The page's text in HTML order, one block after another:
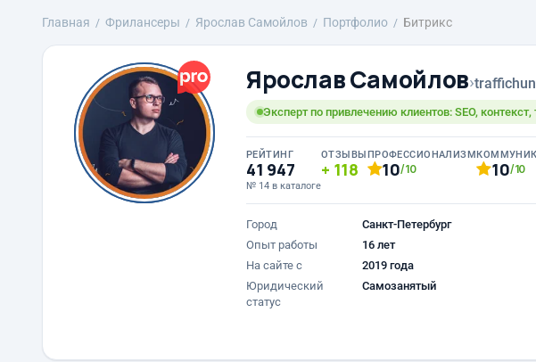
Главная Фрилансеры Ярослав Самойлов Портфолио Битрикс
Ярослав Самойлов›
Эксперт по привлечению клиентов: SEO, контекст,
РЕЙТИНГ
41 947
№ 14 в каталоге
ОТЗЫВЫ
118
ПРОФЕССИОНАЛИЗМ
10/10 10/10
Город
Санкт-Петербург
Опыт работы
16 лет
На сайте с
2019 года
Юридический
статус
Самозанятый